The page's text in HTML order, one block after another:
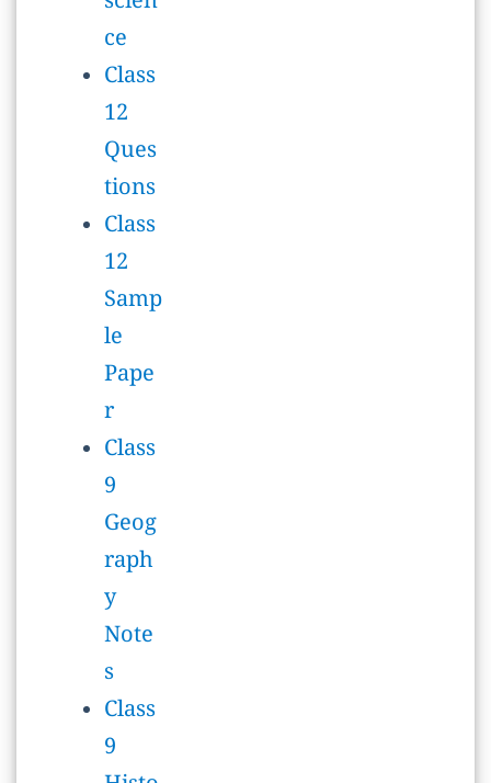
tions
Class
12
Samp
le
Pape
r
Class
9
Geog
raph
y
Note
s
Class
9
Histo
ry
Note
s
Class